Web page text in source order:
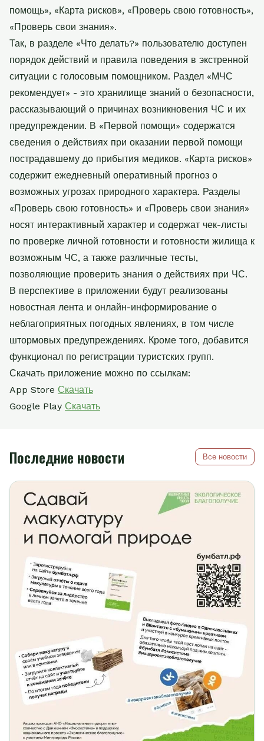
помощь», «Карта рисков», «Проверь свою готовность»,
«Проверь свои знания».
Так, в разделе «Что делать?» пользователю доступен
порядок действий и правила поведения в экстренной
ситуации с голосовым помощником. Раздел «МЧС
рекомендует» - это хранилище знаний о безопасности,
рассказывающий о причинах возникновения ЧС и их
предупреждении. В «Первой помощи» содержатся
сведения о действиях при оказании первой помощи
пострадавшему до прибытия медиков. «Карта рисков»
содержит ежедневный оперативный прогноз о
возможных угрозах природного характера. Разделы
«Проверь свою готовность» и «Проверь свои знания»
носят интерактивный характер и содержат чек-листы
по проверке личной готовности и готовности жилища к
возможным ЧС, а также различные тесты,
позволяющие проверить знания о действиях при ЧС.
В перспективе в приложении будут реализованы
новостная лента и онлайн-информирование о
неблагоприятных погодных явлениях, в том числе
штормовых предупреждениях. Кроме того, добавится
функционал по регистрации туристских групп.
Скачать приложение можно по ссылкам:
App Store Скачать
Google Play Скачать
Последние новости Все новости